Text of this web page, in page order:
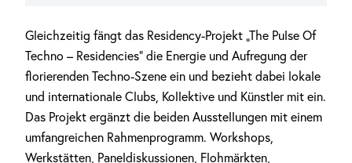
Gleichzeitig fängt das Residency-Projekt „The Pulse Of
Techno – Residencies“ die Energie und Aufregung der
florierenden Techno-Szene ein und bezieht dabei lokale
und internationale Clubs, Kollektive und Künstler mit ein.
Das Projekt ergänzt die beiden Ausstellungen mit einem
umfangreichen Rahmenprogramm. Workshops,
Werkstätten, Paneldiskussionen, Flohmärkten,